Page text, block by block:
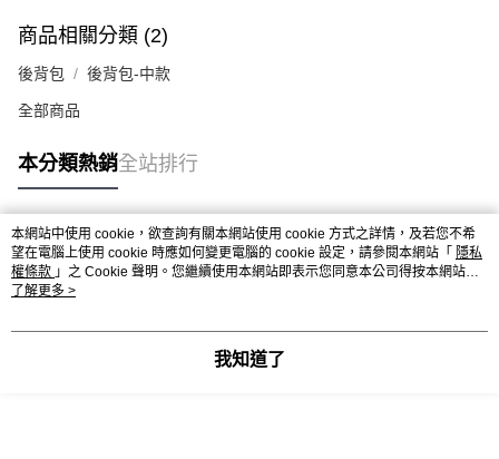
商品相關分類 (2)
後背包 後背包-中款
全部商品
本分類熱銷全站排行
熱門標籤
本網站中使用 cookie，欲查詢有關本網站使用 cookie 方式之詳情，及若您不希
望在電腦上使用 cookie 時應如何變更電腦的 cookie 設定，請參閱本網站「 隱私
權條款 」之 Cookie 聲明。您繼續使用本網站即表示您同意本公司得按本網站使
用條款之 Cookie 聲明使用 cookie。
了解更多 >
我知道了